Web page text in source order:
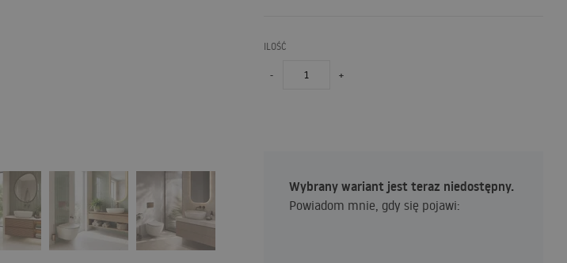
ILOŚĆ
- +
Wybrany wariant jest teraz niedostępny.
Powiadom mnie, gdy się pojawi: